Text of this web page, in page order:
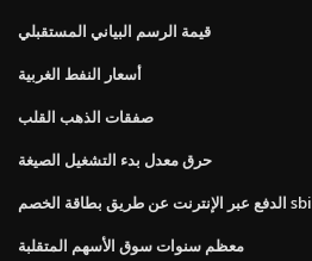
قيمة الرسم البياني المستقبلي
أسعار النفط الغربية
صفقات الذهب القلب
حرق معدل بدء التشغيل الصيغة
الدفع عبر الإنترنت عن طريق بطاقة الخصم sbi
معظم سنوات سوق الأسهم المتقلبة